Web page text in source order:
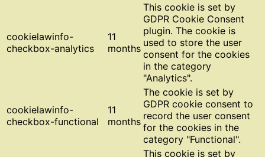
cookielawinfo-
checkbox-analytics
11
months
This cookie is set by
GDPR Cookie Consent
plugin. The cookie is
used to store the user
consent for the cookies
in the category
"Analytics".
cookielawinfo-
checkbox-functional
11
months
The cookie is set by
GDPR cookie consent to
record the user consent
for the cookies in the
category "Functional".
This cookie is set by